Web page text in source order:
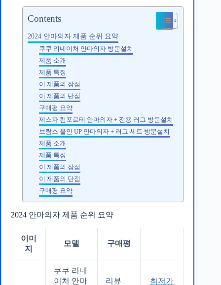
Contents
2024 안마의자 제품 순위 요약
쿠쿠 리네이처 안마의자 방문설치
제품 소개
제품 특징
이 제품의 장점
이 제품의 단점
구매평 요약
제스파 컴포르테 안마의자 + 전용 러그 방문설치
브람스 올인 UP 안마의자 + 러그 세트 방문설치
제품 소개
제품 특징
이 제품의 장점
이 제품의 단점
구매평 요약
2024 안마의자 제품 순위 요약
이미
지
모델 구매평
쿠쿠 리네
이처 안마
리뷰
최저가